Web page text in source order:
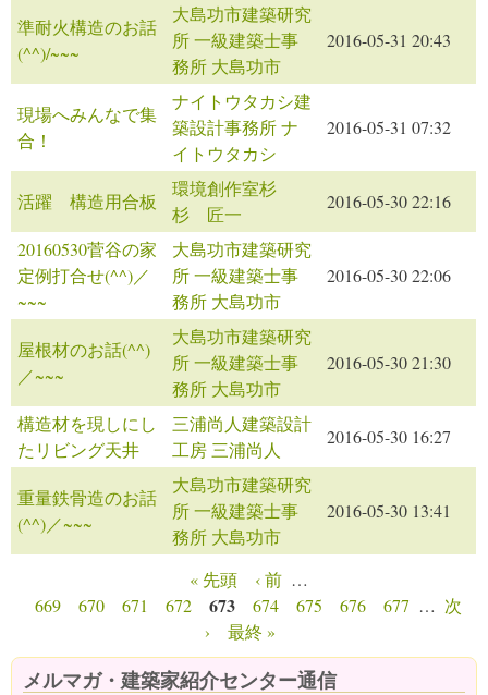
準耐火構造のお話
(^^)/~~~
大島功市建築研究
所 一級建築士事
務所 大島功市
2016-05-31 20:43
現場へみんなで集
合！
ナイトウタカシ建
築設計事務所 ナ
イトウタカシ
2016-05-31 07:32
活躍 構造用合板
環境創作室杉
杉 匠一
2016-05-30 22:16
20160530菅谷の家
定例打合せ(^^)／
~~~
大島功市建築研究
所 一級建築士事
務所 大島功市
2016-05-30 22:06
屋根材のお話(^^)
／~~~
大島功市建築研究
所 一級建築士事
務所 大島功市
2016-05-30 21:30
構造材を現しにし
たリビング天井
三浦尚人建築設計
工房 三浦尚人
2016-05-30 16:27
重量鉄骨造のお話
(^^)／~~~
大島功市建築研究
所 一級建築士事
務所 大島功市
2016-05-30 13:41
ページ « 先頭 ‹ 前 …
669
670 671 672 673 674 675 676 677 … 次
›
最終 »
メルマガ・建築家紹介センター通信